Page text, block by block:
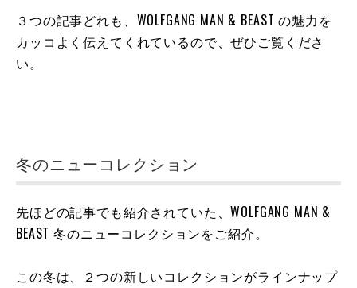
３つの記事どれも、WOLFGANG MAN & BEAST の魅力を
カッコよく伝えてくれているので、ぜひご覧くださ
い。
冬のニューコレクション
先ほどの記事でも紹介されていた、WOLFGANG MAN &
BEAST 冬のニューコレクションをご紹介。
この冬は、２つの新しいコレクションがラインナップ